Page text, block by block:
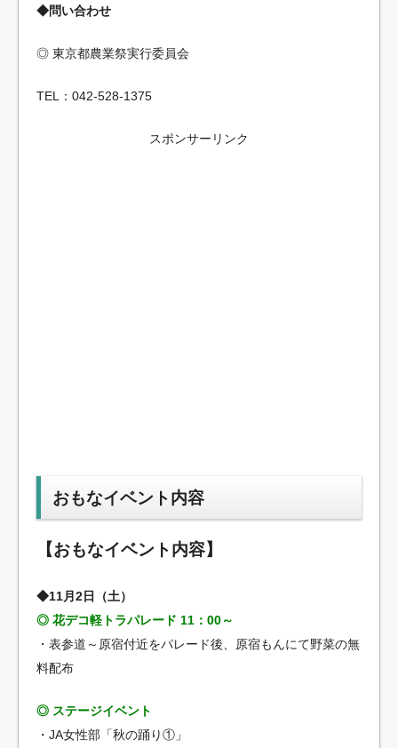
◆問い合わせ
◎ 東京都農業祭実行委員会
TEL：042-528-1375
スポンサーリンク
おもなイベント内容
【おもなイベント内容】
◆11月2日（土）
◎ 花デコ軽トラパレード 11：00～
・表参道～原宿付近をパレード後、原宿もんにて野菜の無
料配布
◎ ステージイベント
・JA女性部「秋の踊り①」